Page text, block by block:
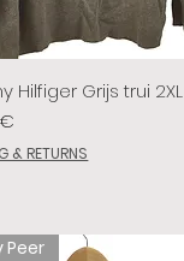
Hilfiger Grijs trui 2XL
& RETURNS
Peer